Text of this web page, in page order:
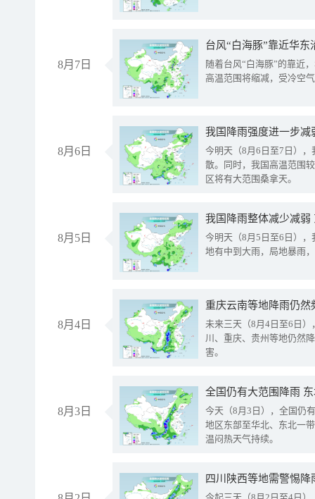
8月7日
台风“白海豚”靠近华
随着台风“白海豚”的靠近
高温范围将缩减，受冷空
8月6日
今明天（8月6日至7日）
散。同时，我国高温范围
区将有大范围桑拿天。
8月5日
我国降雨整体减少减弱
今明天（8月5日至6日）
地有中到大雨，局地暴雨
8月4日
重庆云南等地降雨仍然
未来三天（8月4日至6日
川、重庆、贵州等地仍然
害。
8月3日
全国仍有大范围降雨
今天（8月3日），全国仍
地区东部至华北、东北一
温闷热天气持续。